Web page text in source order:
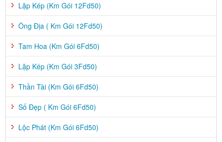
Lặp Kép (Km Gói 12Fd50)
Ông Địa ( Km Gói 12Fd50)
Tam Hoa (Km Gói 6Fd50)
Lặp Kép (Km Gói 3Fd50)
Thần Tài (Km Gói 6Fd50)
Số Đẹp ( Km Gói 6Fd50)
Lộc Phát (Km Gói 6Fd50)